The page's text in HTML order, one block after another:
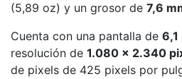
(5,89 oz) y un grosor de 7,6
Cuenta con una pantalla de 6,1
resolución de 1.080 x 2.340
de pixels de 425 pixels por